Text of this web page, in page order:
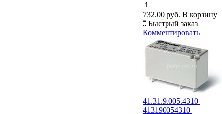
732.00 руб. В корзину
Быстрый заказ
Комментировать
41.31.9.005.4310 |
413190054310 |